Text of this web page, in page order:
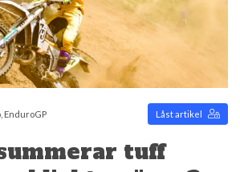
EnduroGP Låst artikel
tuff